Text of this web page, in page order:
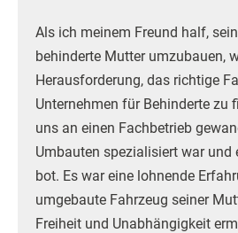
Als ich meinem Freund half,
behinderte Mutter umzubauen,
Herausforderung, das richtige
Unternehmen für Behinderte zu
uns an einen Fachbetrieb
Umbauten spezialisiert war und
bot. Es war eine lohnende
umgebaute Fahrzeug seiner
Freiheit und Unabhängigkeit